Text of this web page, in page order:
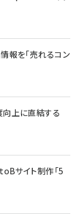
報を「売れるコン
向上に直結する
サイト制作「5